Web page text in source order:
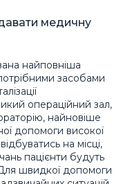
медичну
найповніша
засобами
операційний зал,
найновіше
допомоги високої
на місці,
пацієнти будуть
Для швидкої допомоги